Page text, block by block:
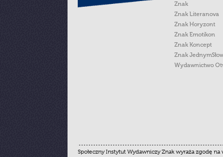
Znak
Znak Literanova
Znak Horyzont
Znak Emotikon
Znak Koncept
Znak
Wydawnictwo
Społeczny Instytut Wydawniczy Znak wyraża zgodę